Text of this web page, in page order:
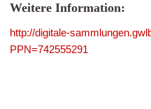
Weitere Information:
http://digitale-
PPN=742555291